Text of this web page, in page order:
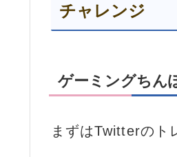
チャレンジ
ゲーミングちん
まずはTwitterのト